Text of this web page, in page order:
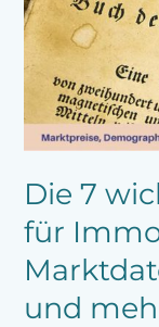
Die 7
für
und
Websites
für
Immobilien-
Anleger:
Marktdaten,
Demographie
und
mehr